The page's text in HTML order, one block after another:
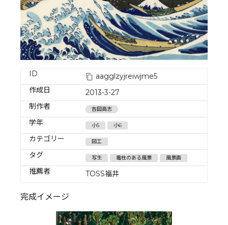
ID
aagglzyjreiwjme5
作成日
2013-3-27
制作者
吉田高志
学年 小5 小6
カテゴリー 図工
タグ 写生 電柱のある風景 風景画
推薦者 TOSS福井
完成イメージ